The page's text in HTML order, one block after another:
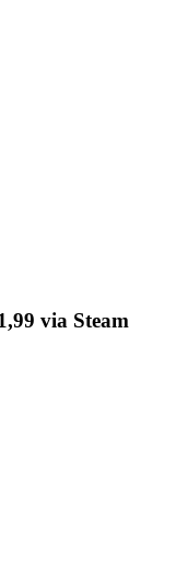
via Steam